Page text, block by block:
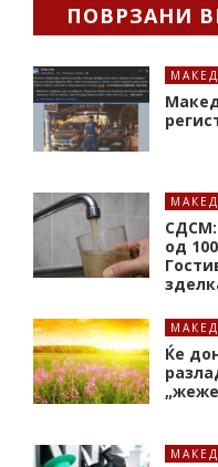
ПОВРЗАНИ
СДСМ:
од
Ќе